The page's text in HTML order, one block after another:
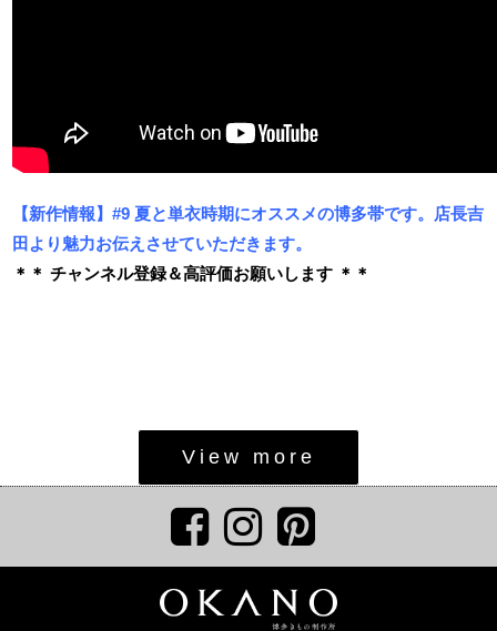
【新作情報】#9 夏と単衣時期にオススメの博多帯です。店長吉
田より魅力お伝えさせていただきます。
＊＊ チャンネル登録＆高評価お願いします ＊＊
View more